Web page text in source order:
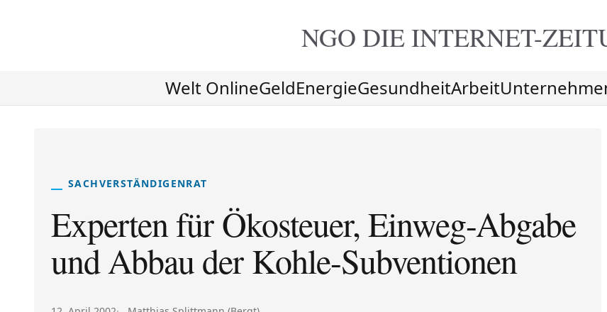
NGO DIEINTERNET-
Welt OnlineGeldEnergieGesundheitArbeit
SACHVERSTÄNDIGENRAT
Experten für Ökosteuer, Einweg-Abgabe
und Abbau der Kohle-Subventionen